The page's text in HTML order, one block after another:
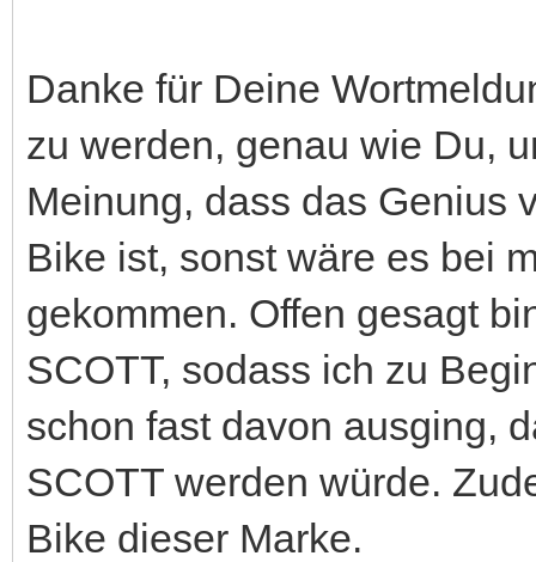
Danke für Deine
zu werden, genau wie Du,
Meinung, dass das Genius
Bike ist, sonst wäre es bei
gekommen. Offen gesagt
SCOTT, sodass ich zu
schon fast davon ausging,
SCOTT werden würde.
Bike dieser Marke.